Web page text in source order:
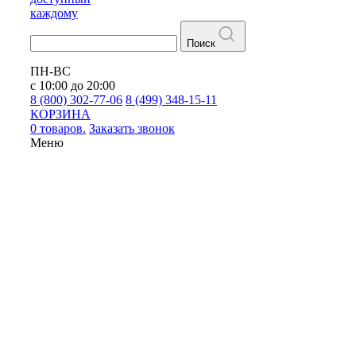
каждому
Поиск
ПН-ВС
с 10:00 до 20:00
8 (800) 302-77-06 8 (499) 348-15-11
КОРЗИНА
0 товаров. Заказать звонок
Меню